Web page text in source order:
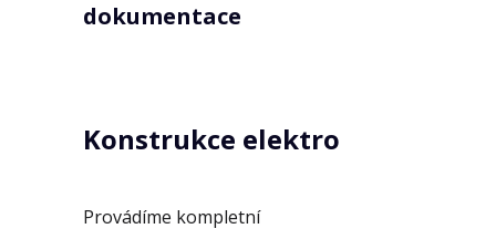
dokumentace
Konstrukce elektro
Provádíme kompletní